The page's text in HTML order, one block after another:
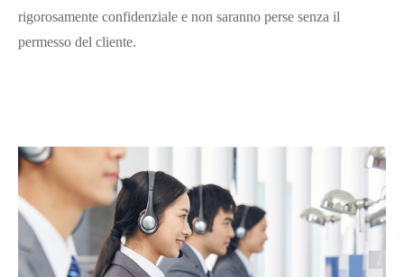
rigorosamente confidenziale e non saranno perse senza il
permesso del cliente.